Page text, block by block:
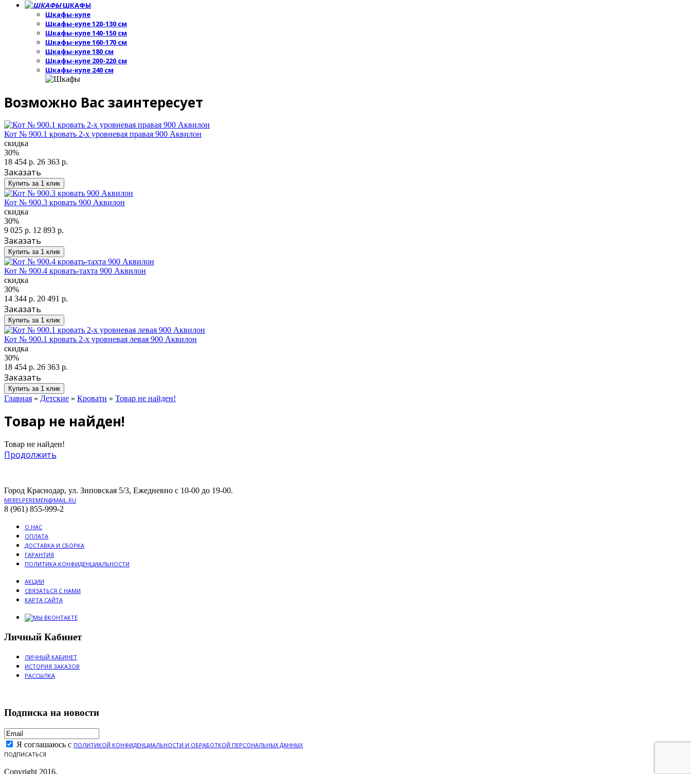
ШКАФЫ
Шкафы-купе
Шкафы-купе 120-130 см
Шкафы-купе 140-150 см
Шкафы-купе 160-170 см
Шкафы-купе 180 см
Шкафы-купе 200-220 см
Шкафы-купе 240 см
Возможно Вас заинтересует
Кот № 900.1 кровать 2-х уровневая правая 900 Аквилон
скидка
30%
18 454 р. 26 363 р.
Заказать
Купить за 1 клик
Кот № 900.3 кровать 900 Аквилон
скидка
30%
9 025 р. 12 893 р.
Заказать
Купить за 1 клик
Кот № 900.4 кровать-тахта 900 Аквилон
скидка
30%
14 344 р. 20 491 р.
Заказать
Купить за 1 клик
Кот № 900.1 кровать 2-х уровневая левая 900 Аквилон
скидка
30%
18 454 р. 26 363 р.
Заказать
Купить за 1 клик
Главная » Детские » Кровати » Товар не найден!
Товар не найден!
Товар не найден!
Продолжить
Город Краснодар, ул. Зиповская 5/3, Ежедневно с 10-00 до 19-00.
MEBELPEREMEN@MAIL.RU
8 (961) 855-999-2
О НАС
ОПЛАТА
ДОСТАВКА И СБОРКА
ГАРАНТИЯ
ПОЛИТИКА КОНФИДЕНЦИАЛЬНОСТИ
АКЦИИ
СВЯЗАТЬСЯ С НАМИ
КАРТА САЙТА
Личный Кабинет
ЛИЧНЫЙ КАБИНЕТ
ИСТОРИЯ ЗАКАЗОВ
РАССЫЛКА
Подписка на новости
Я соглашаюсь с ПОЛИТИКОЙ КОНФИДЕНЦИАЛЬНОСТИ И ОБРАБОТКОЙ ПЕРСОНАЛЬНЫХ ДАННЫХ
ПОДПИСАТЬСЯ
Copyright 2016.